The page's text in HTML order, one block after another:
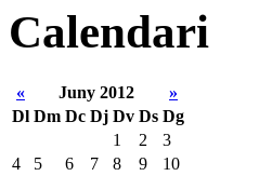
Calendari
« Juny 2012
»
Dl Dm Dc Dj Dv Ds Dg
1
2
3
4
5 6 7 8 9
10